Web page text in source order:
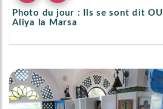
Photo du jour : Ils se sont dit
Aliya la Marsa